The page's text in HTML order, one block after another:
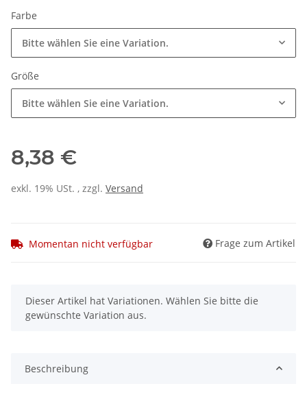
Farbe
Bitte wählen Sie eine Variation.
Größe
Bitte wählen Sie eine Variation.
8,38 €
exkl. 19% USt. , zzgl. Versand
Momentan nicht verfügbar Frage zum Artikel
x
Dieser Artikel hat Variationen. Wählen Sie bitte die
gewünschte Variation aus.
Beschreibung